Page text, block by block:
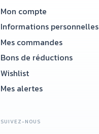
Accueil
Mon compte
Informations personnelles
Mes commandes
Bons de réductions
Wishlist
Mes alertes
SUIVEZ-NOUS